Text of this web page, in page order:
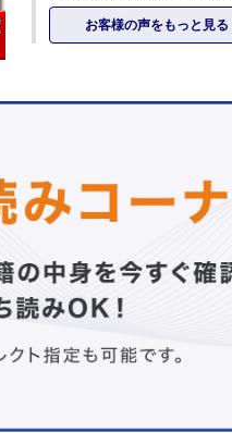
お客様の声をもっと見る